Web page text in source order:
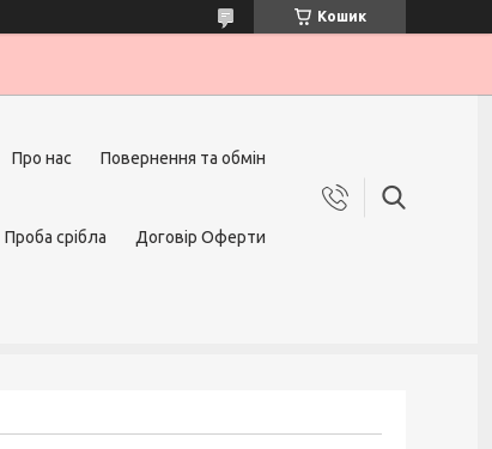
Кошик
Про нас Повернення та обмін
Проба срібла Договір Оферти